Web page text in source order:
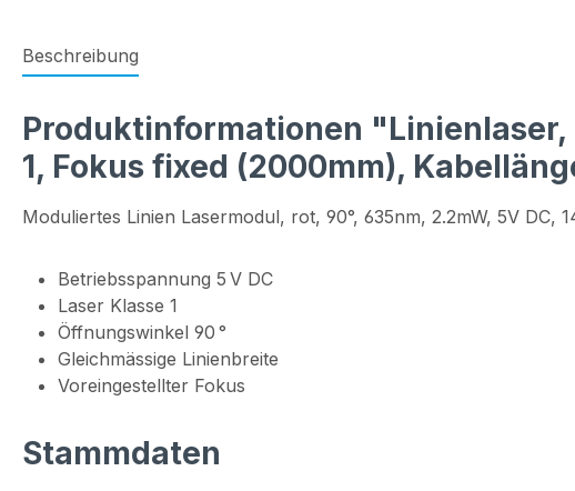
Beschreibung
Produktinformationen "Linienlaser,
1, Fokus fixed (2000mm),
Moduliertes Linien Lasermodul, rot, 90°, 635nm, 2.2mW, 5V DC,
Betriebsspannung 5 V DC
Laser Klasse 1
Öffnungswinkel 90 °
Gleichmässige Linienbreite
Voreingestellter Fokus
Stammdaten